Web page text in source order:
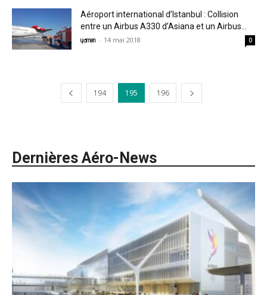
Aéroport international d’Istanbul : Collision
entre un Airbus A330 d’Asiana et un Airbus...
yamen - 14 mai 2018 0
194 195 196
Dernières Aéro-News